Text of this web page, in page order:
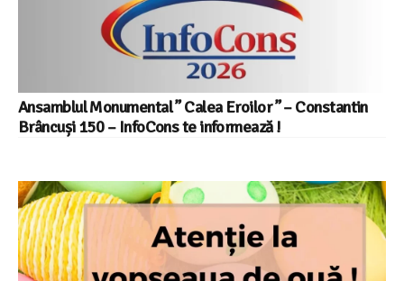
Ansamblul Monumental ” Calea Eroilor ” – Constantin
Brâncuși 150 – InfoCons te informează !